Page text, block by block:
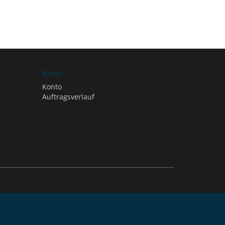
Konto
Konto
Auftragsverlauf